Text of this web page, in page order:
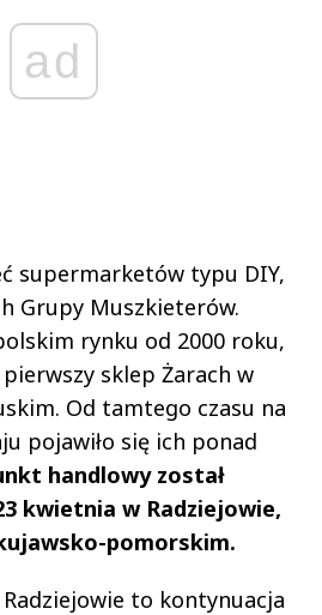
ad
supermarketów typu DIY,
Grupy Muszkieterów.
rynku od 2000 roku,
sklep Żarach w
Od tamtego czasu na
pojawiło się ich ponad
handlowy został
kwietnia w Radziejowie,
pomorskim.
to kontynuacja